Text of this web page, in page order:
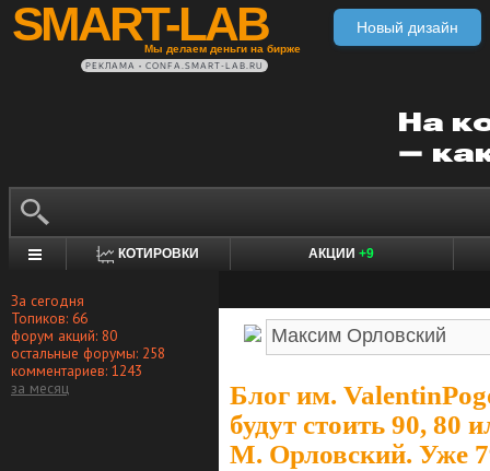
SMART-LAB
Мы делаем деньги на бирже
Новый дизайн
РЕКЛАМА • CONFA.SMART-LAB.RU
КОТИРОВКИ АКЦИИ +9
За сегодня
Топиков: 66
форум акций: 80
остальные форумы: 258
комментариев: 1243
за месяц
Блог им.
будут стоить 90, 80
М. Орловский. Уже